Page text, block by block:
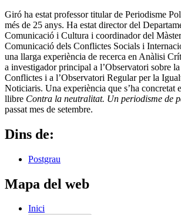
Giró ha estat professor titular de Periodisme
més de 25 anys. Ha estat director del
Comunicació i Cultura i coordinador del
Comunicació dels Conflictes Socials i
una llarga experiència de recerca en Anàlisi
a investigador principal a l’Observatori sobre
Conflictes i a l’Observatori Regular per la
Noticiaris. Una experiència que s’ha concretat
llibre Contra la neutralitat. Un periodisme de
passat mes de setembre.
Dins de:
Postgrau
Mapa del web
Inici